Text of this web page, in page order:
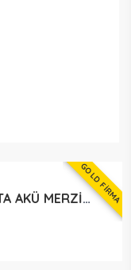
GOLD FİRMA
ÜMİT BAĞLI, VARTA AKÜ MERZİFON